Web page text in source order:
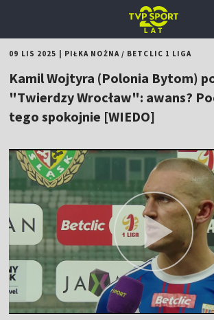
09 LIS 2025 PIŁKA NOŻNA/ BETCLIC 1 LIGA
Kamil Wojtyra (Polonia Bytom)
"Twierdzy Wrocław": awans?
tego spokojnie [WIEDO]